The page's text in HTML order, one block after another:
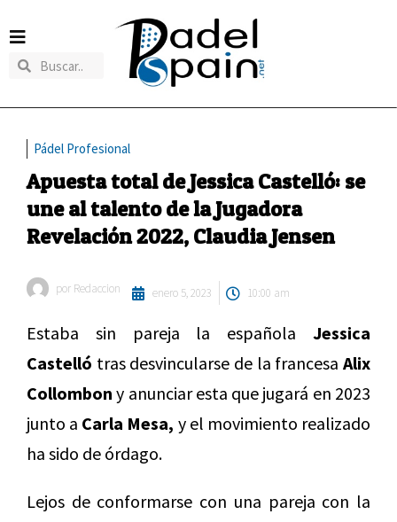
Pádel Profesional
Apuesta total de Jessica Castelló: se
une al talento de la Jugadora
Revelación 2022, Claudia Jensen
por Redaccion enero 5, 2023 10:00 am
Estaba sin pareja la española Jessica
Castelló tras desvincularse de la francesa Alix
Collombon y anunciar esta que jugará en 2023
junto a Carla Mesa, y el movimiento realizado
ha sido de órdago.
Lejos de conformarse con una pareja con la